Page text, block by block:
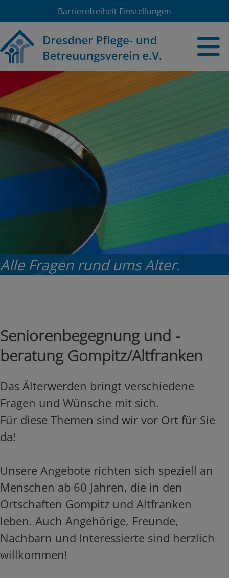
Barrierefreiheit Einstellungen
Alle Fragen rund ums Alter.
Seniorenbegegnung und -
beratung Gompitz/Altfranken
Das Älterwerden bringt verschiedene
Fragen und Wünsche mit sich.
Für diese Themen sind wir vor Ort für Sie
da!
Unsere Angebote richten sich speziell an
Menschen ab 60 Jahren, die in den
Ortschaften Gompitz und Altfranken
leben. Auch Angehörige, Freunde,
Nachbarn und Interessierte sind herzlich
willkommen!